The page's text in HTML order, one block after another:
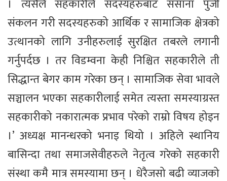
। त्यसैले सहकारीले सदस्यहरुबाट ससाना पुँजी
संकलन गरी सदस्यहरुको आर्थिक र सामाजिक क्षेत्रको
उत्थानको लागि उनीहरुलाई सुरक्षित तबरले लगानी
गर्नुपर्दछ । तर विडम्वना केही निश्चित सहकारीले ती
सिद्धान्त बेगर काम गरेका छन् । सामाजिक सेवा भावले
सञ्चालन भएका सहकारीलाई समेत त्यस्ता समस्याग्रस्त
सहकारीको नकारात्मक प्रभाव परेको राम्रो विषय होइन
।’ अध्यक्ष मानन्धरको भनाइ थियो । अहिले स्थानिय
बासिन्दा तथा समाजसेवीहरुले नेतृत्व गरेको सहकारी
संस्था कमै मात्र समस्यामा छन् । धेरैजसो बढी व्याजको